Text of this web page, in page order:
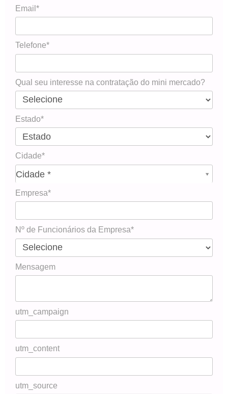
Email*
Telefone*
Qual seu interesse na contratação do mini mercado?
Estado*
Cidade*
Cidade *
Cidade*
Empresa*
Nº de Funcionários da Empresa*
Mensagem
utm_campaign
utm_content
utm_source